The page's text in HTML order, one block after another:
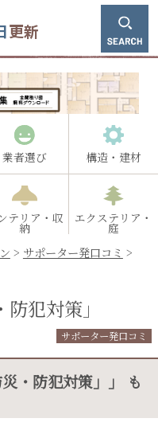
更新
業者選び 構造・建材
テリア・収
納
エクステリア・
庭
> サポーター発口コミ >
犯対策」
サポーター発口コミ
・防犯対策」」 も